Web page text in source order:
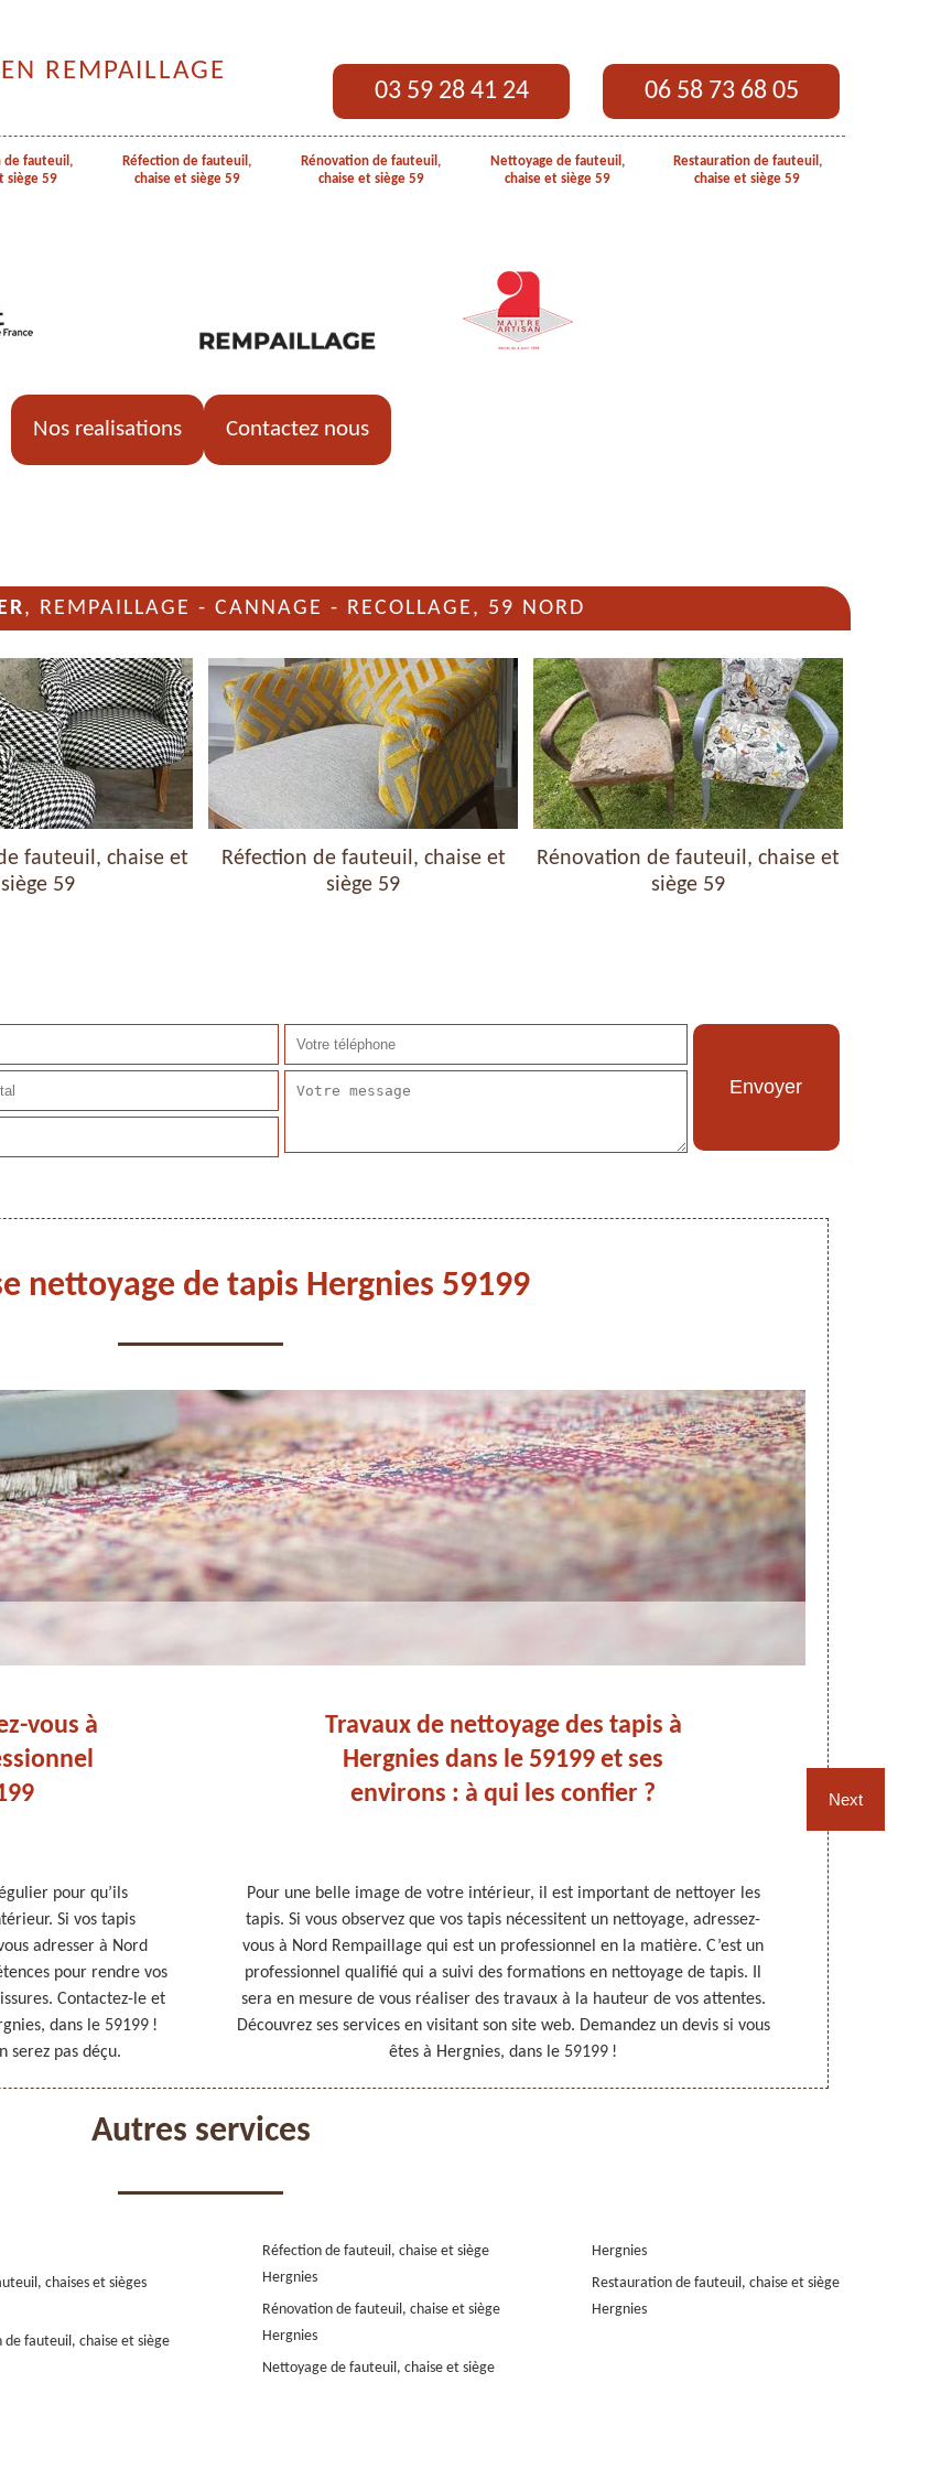
REMPAILLAGE
03 59 28 41 24 06 58 73 68 05
de fauteuil,
siège 59
Réfection de fauteuil,
chaise et siège 59
Rénovation de fauteuil,
chaise et siège 59
Nettoyage de fauteuil,
chaise et siège 59
Restauration de fauteuil,
chaise et siège 59
Nos realisations Contactez nous
, REMPAILLAGE - CANNAGE - RECOLLAGE, 59 NORD
fauteuil, chaise et
siège 59
Réfection de fauteuil, chaise et
siège 59
Rénovation de fauteuil, chaise et
siège 59
nettoyage de tapis Hergnies 59199
vous à
pour qu’ils
Si vos tapis
adresser à Nord
pour rendre vos
Contactez-le et
dans le 59199 !
serez pas déçu.
Travaux de nettoyage des tapis à
Hergnies dans le 59199 et ses
environs : à qui les confier ?
Pour une belle image de votre intérieur, il est important de nettoyer les
tapis. Si vous observez que vos tapis nécessitent un nettoyage, adressez-
vous à Nord Rempaillage qui est un professionnel en la matière. C’est un
professionnel qualifié qui a suivi des formations en nettoyage de tapis. Il
sera en mesure de vous réaliser des travaux à la hauteur de vos attentes.
Découvrez ses services en visitant son site web. Demandez un devis si vous
êtes à Hergnies, dans le 59199 !
Next
Autres services
chaises et sièges
de fauteuil, chaise et siège
Réfection de fauteuil, chaise et siège
Hergnies
Rénovation de fauteuil, chaise et siège
Hergnies
Nettoyage de fauteuil, chaise et siège
Hergnies
Restauration de fauteuil, chaise et siège
Hergnies